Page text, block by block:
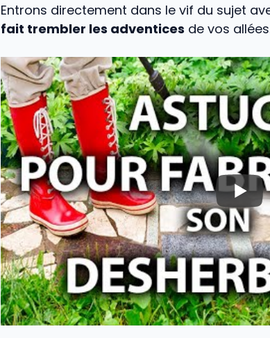
Entrons directement dans le vif du sujet
fait trembler les adventices de vos